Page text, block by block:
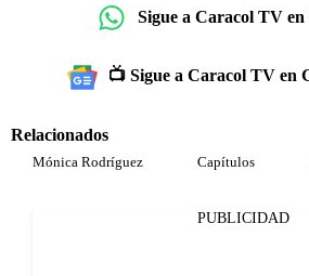
Sigue a Caracol TV
📺 Sigue a Caracol TV en
Relacionados
Mónica Rodríguez Capítulos
PUBLICIDAD